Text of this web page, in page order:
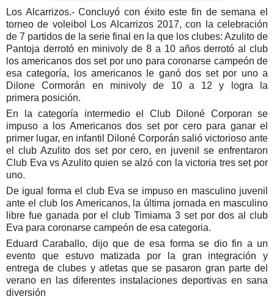
Los Alcarrizos.- Concluyó con éxito este fin de semana el
torneo de voleibol Los Alcarrizos 2017, con la celebración
de 7 partidos de la serie final en la que los clubes: Azulito de
Pantoja derrotó en minivoly de 8 a 10 años derrotó al club
los americanos dos set por uno para coronarse campeón de
esa categoría, los americanos le ganó dos set por uno a
Dilone Cormorán en minivoly de 10 a 12 y logra la
primera posición.
En la categoría intermedio el Club Diloné Corporan se
impuso a los Americanos dos set por cero para ganar el
primer lugar, en infantil Diloné Corporán salió victorioso ante
el club Azulito dos set por cero, en juvenil se enfrentaron
Club Eva vs Azulito quien se alzó con la victoria tres set por
uno.
De igual forma el club Eva se impuso en masculino juvenil
ante el club los Americanos, la última jornada en masculino
libre fue ganada por el club Timiama 3 set por dos al club
Eva para coronarse campeón de esa categoria.
Eduard Caraballo, dijo que de esa forma se dio fin a un
evento que estuvo matizada por la gran integración y
entrega de clubes y atletas que se pasaron gran parte del
verano en las diferentes instalaciones deportivas en sana
diversión